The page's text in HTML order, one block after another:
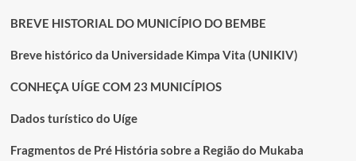
BREVE HISTORIAL DO MUNICÍPIO DO BEMBE
Breve histórico da Universidade Kimpa Vita (UNIKIV)
CONHEÇA UÍGE COM 23 MUNICÍPIOS
Dados turístico do Uíge
Fragmentos de Pré História sobre a Região do Mukaba